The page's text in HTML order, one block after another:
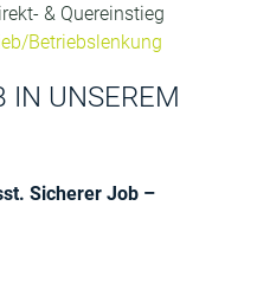
& Quereinstieg
Betriebslenkung
IN UNSEREM
Sicherer Job –